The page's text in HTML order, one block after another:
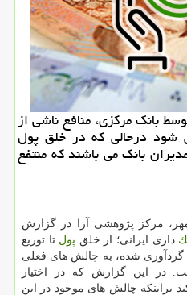
بانك مركزی، منافع ناشی از
شود درحالی كه در خلق پول
بانك می باشند كه منتفع
مركز پژوهشی آرا در گزارش
داری ایرانی؛ از خلق پول تا توزیع
شده، به چالش های فعلی
در این گزارش كه در اختیار
براینكه چالش های موجود در این